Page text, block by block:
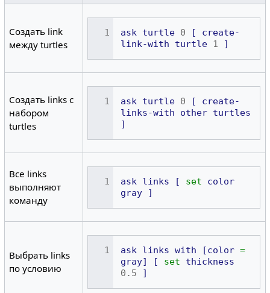
Создать link
между turtles
ask turtle 0 [
create-
link-with
turtle 1 ]
Создать links с
набором
turtles
ask turtle 0 [
create-
links-with
other turtles
]
Все links
выполняют
команду
ask links [ set
color
gray
]
Выбрать links
по условию
ask links with [color =
gray]
[ set
thickness
0.5
]